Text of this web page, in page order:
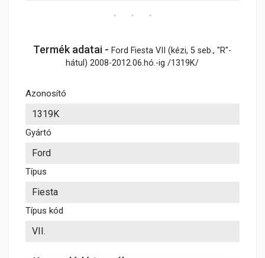
Termék adatai -Ford Fiesta VII (kézi, 5 seb., "R"-
hátul) 2008-2012.06.hó.-ig /1319K/
Azonosító
Gyártó
Típus
Típus kód